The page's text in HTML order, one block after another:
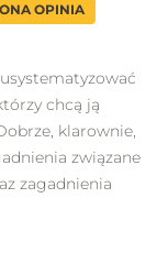
OPINIA
chcą ją
klarownie,
związane
zagadnienia